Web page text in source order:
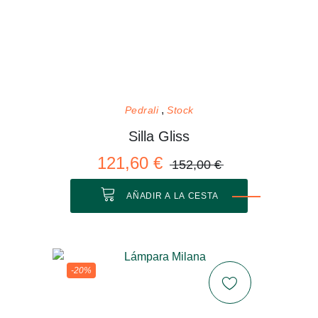
Pedrali Stock
Silla Gliss
121,60 € 152,00 €
AÑADIR A LA CESTA
-20%